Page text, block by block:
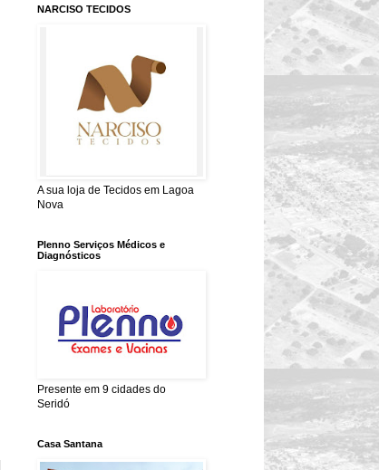
NARCISO TECIDOS
A sua loja de Tecidos em Lagoa
Nova
Plenno Serviços Médicos e
Diagnósticos
Presente em 9 cidades do
Seridó
Casa Santana